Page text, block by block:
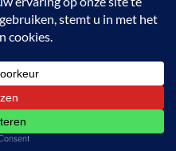
onderdeel van HTI-RVS |
KvKnr. 09088773 | NL95
Web ontwerp:EYE-
Otterlo.